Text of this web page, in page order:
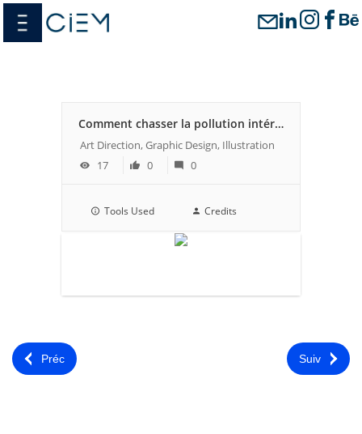
menu
Comment chasser la pollution intérieure
Art Direction, Graphic Design, Illustration
17
0 0
Tools Used Credits
Préc Suiv